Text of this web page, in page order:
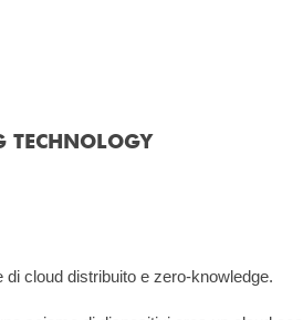
TECHNOLOGY
cloud distribuito e zero-knowledge.